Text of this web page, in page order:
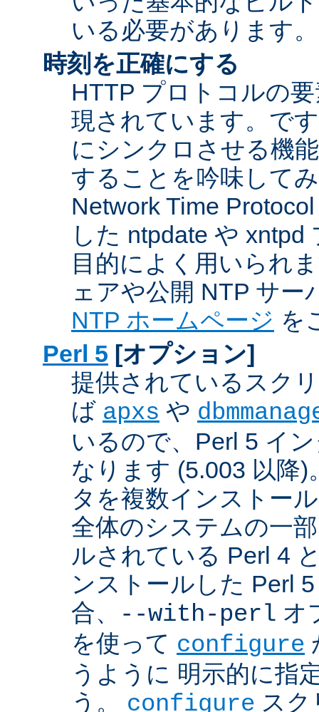
いる必要があります。
時刻を正確にする
HTTP プロトコルの
現されています。で
にシンクロさせる機
することを吟味して
Network Time
した ntpdate や
目的によく用いられ
ェアや公開 NTP サー
NTP ホームページ を
Perl 5 [オプション]
提供されているスク
ば apxs や
いるので、Perl 5 イ
なります (5.003 以降
タを複数インストー
全体のシステムの一
ルされている Perl 4
ンストールした Perl
合、
--with-perl オ
を使って configure
うように 明示的に指
う。 configure スク